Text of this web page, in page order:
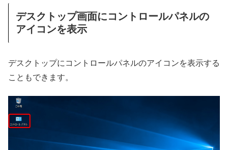
デスクトップ画面にコントロールパネルの
アイコンを表示
デスクトップにコントロールパネルのアイコンを表示する
こともできます。